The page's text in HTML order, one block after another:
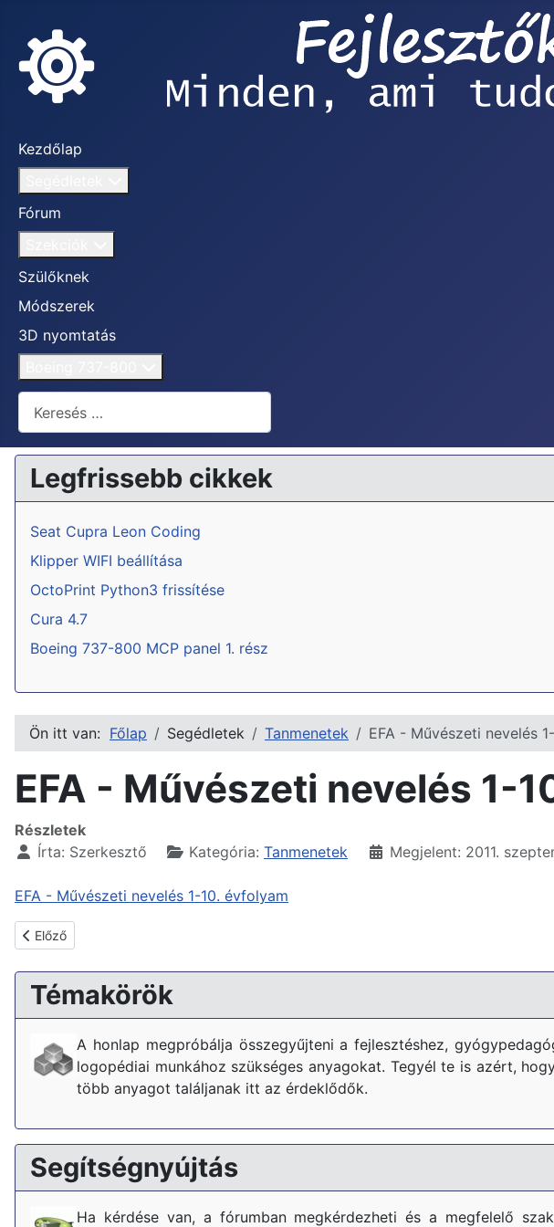
Kezdőlap
Fórum
Szülőknek
Módszerek
3D nyomtatás
Keresés...
Legfrissebb cikkek
Seat Cupra Leon Coding
Klipper WIFI beállítása
OctoPrint Python3 frissítése
Cura 4.7
Boeing 737-800 MCP panel 1. rész
Ön itt van: Főlap Segédletek Tanmenetek EFA - Művészeti nevelés
EFA - Művészeti nevelés 1-
Részletek
Írta: Szerkesztő Kategória: Tanmenetek Megjelent: 2011.
EFA - Művészeti nevelés 1-10. évfolyam
Előző cikk: EFA - Nyelvi gyakorlat 5-10. évfolyam
Előző
Témakörök
A honlap megpróbálja összegyűjteni a fejlesztéshez,
logopédiai munkához szükséges anyagokat. Tegyél te is azért,
több anyagot találjanak itt az érdeklődők.
Segítségnyújtás
Ha kérdése van, a fórumban megkérdezheti és a megfelelő